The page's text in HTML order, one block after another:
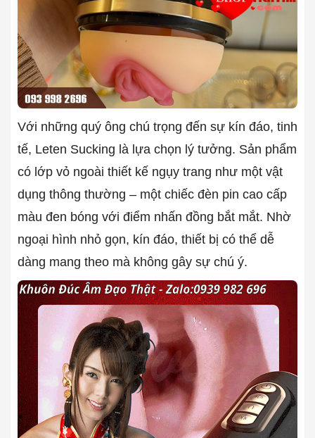
Với những quý ông chú trọng đến sự kín đáo, tinh
tế, Leten Sucking là lựa chọn lý tưởng. Sản phẩm
có lớp vỏ ngoài thiết kế ngụy trang như một vật
dụng thông thường – một chiếc đèn pin cao cấp
màu đen bóng với điểm nhấn đồng bắt mắt. Nhờ
ngoại hình nhỏ gọn, kín đáo, thiết bị có thể dễ
dàng mang theo mà không gây sự chú ý.